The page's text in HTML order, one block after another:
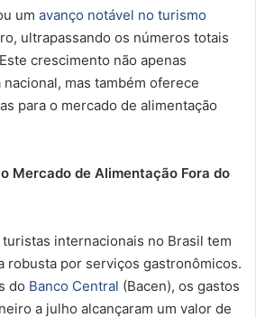
um avanço notável no turismo
ultrapassando os números totais
crescimento não apenas
mas também oferece
para o mercado de alimentação
Mercado de Alimentação Fora do
internacionais no Brasil tem
robusta por serviços gastronômicos.
do Banco Central (Bacen), os gastos
a julho alcançaram um valor de